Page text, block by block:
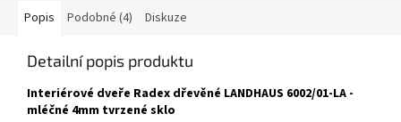
Popis Podobné (4) Diskuze
Detailní popis produktu
Interiérové dveře Radex dřevěné LANDHAUS 6002/01-LA -
mléčné 4mm tvrzené sklo